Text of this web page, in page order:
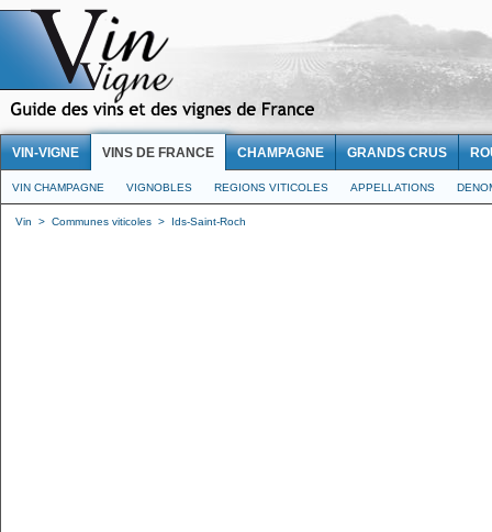
VIN-VIGNE VINS DE FRANCE CHAMPAGNE GRANDS CRUS
VIN CHAMPAGNE VIGNOBLES REGIONS VITICOLES APPELLATIONS
Vin > Communes viticoles > Ids-Saint-Roch